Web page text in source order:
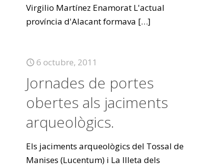
Virgilio Martínez Enamorat L'actual
província d'Alacant formava […]
6 octubre, 2011
Jornades de portes
obertes als jaciments
arqueològics.
Els jaciments arqueològics del Tossal de
Manises (Lucentum) i La Illeta dels